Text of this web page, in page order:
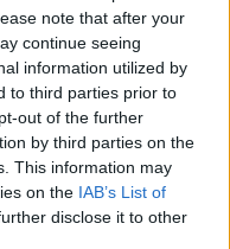
note that after your
continue seeing
information utilized by
to third parties prior to
out of the further
by third parties on the
This information may
on the IAB’s List of
disclose it to other
bronzos
galėjome
paveikslą.
galim puikiai
gintis, bet
tai daryti labai